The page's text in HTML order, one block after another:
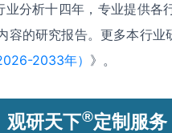
分析十四年，专业提供各
容的研究报告。更多本行业
2033年） 》。